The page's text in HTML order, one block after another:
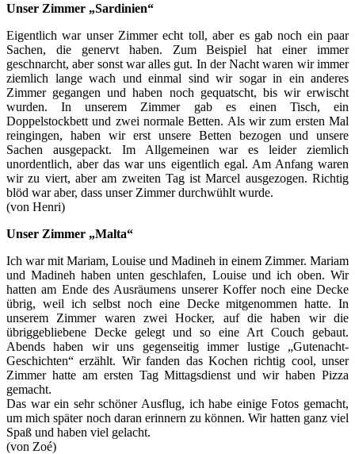
Unser Zimmer „Sardinien“
Eigentlich war unser Zimmer echt toll, aber es gab noch ein paar
Sachen, die genervt haben. Zum Beispiel hat einer immer
geschnarcht, aber sonst war alles gut. In der Nacht waren wir immer
ziemlich lange wach und einmal sind wir sogar in ein anderes
Zimmer gegangen und haben noch gequatscht, bis wir erwischt
wurden. In unserem Zimmer gab es einen Tisch, ein
Doppelstockbett und zwei normale Betten. Als wir zum ersten Mal
reingingen, haben wir erst unsere Betten bezogen und unsere
Sachen ausgepackt. Im Allgemeinen war es leider ziemlich
unordentlich, aber das war uns eigentlich egal. Am Anfang waren
wir zu viert, aber am zweiten Tag ist Marcel ausgezogen. Richtig
blöd war aber, dass unser Zimmer durchwühlt wurde.
(von Henri)
Unser Zimmer „Malta“
Ich war mit Mariam, Louise und Madineh in einem Zimmer. Mariam
und Madineh haben unten geschlafen, Louise und ich oben. Wir
hatten am Ende des Ausräumens unserer Koffer noch eine Decke
übrig, weil ich selbst noch eine Decke mitgenommen hatte. In
unserem Zimmer waren zwei Hocker, auf die haben wir die
übriggebliebene Decke gelegt und so eine Art Couch gebaut.
Abends haben wir uns gegenseitig immer lustige „Gutenacht-
Geschichten“ erzählt. Wir fanden das Kochen richtig cool, unser
Zimmer hatte am ersten Tag Mittagsdienst und wir haben Pizza
gemacht.
Das war ein sehr schöner Ausflug, ich habe einige Fotos gemacht,
um mich später noch daran erinnern zu können. Wir hatten ganz viel
Spaß und haben viel gelacht.
(von Zoé)